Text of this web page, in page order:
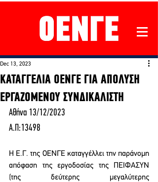
ΚΑΤΑΓΓΕΛΙΑ ΟΕΝΓΕ ΓΙΑ ΑΠΟΛΥΣΗ
ΕΡΓΑΖΟΜΕΝΟΥ ΣΥΝΔΙΚΑΛΙΣΤΗ
Dec 13, 2023
Αθήνα 13/12/2023
Α.Π:13498
Η Ε.Γ. της ΟΕΝΓΕ καταγγέλλει την παράνομη
απόφαση της εργοδοσίας της ΠΕΙΦΑΣΥΝ
(της δεύτερης μεγαλύτερης